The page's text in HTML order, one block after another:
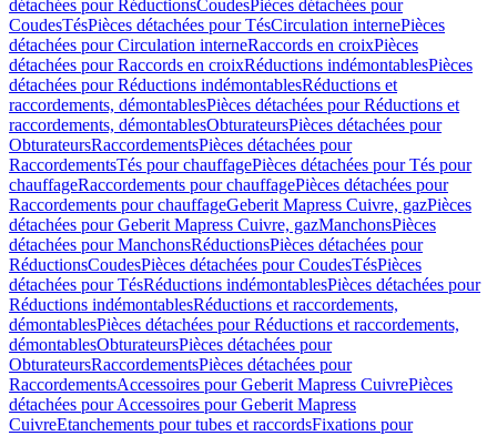
détachées pour RéductionsCoudesPièces détachées pour
CoudesTésPièces détachées pour TésCirculation internePièces
détachées pour Circulation interneRaccords en croixPièces
détachées pour Raccords en croixRéductions indémontablesPièces
détachées pour Réductions indémontablesRéductions et
raccordements, démontablesPièces détachées pour Réductions et
raccordements, démontablesObturateursPièces détachées pour
ObturateursRaccordementsPièces détachées pour
RaccordementsTés pour chauffagePièces détachées pour Tés pour
chauffageRaccordements pour chauffagePièces détachées pour
Raccordements pour chauffageGeberit Mapress Cuivre, gazPièces
détachées pour Geberit Mapress Cuivre, gazManchonsPièces
détachées pour ManchonsRéductionsPièces détachées pour
RéductionsCoudesPièces détachées pour CoudesTésPièces
détachées pour TésRéductions indémontablesPièces détachées pour
Réductions indémontablesRéductions et raccordements,
démontablesPièces détachées pour Réductions et raccordements,
démontablesObturateursPièces détachées pour
ObturateursRaccordementsPièces détachées pour
RaccordementsAccessoires pour Geberit Mapress CuivrePièces
détachées pour Accessoires pour Geberit Mapress
CuivreEtanchements pour tubes et raccordsFixations pour